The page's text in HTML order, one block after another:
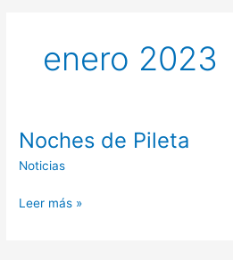
enero 2023
Noches de Pileta
Noticias
Noches
Leer más »